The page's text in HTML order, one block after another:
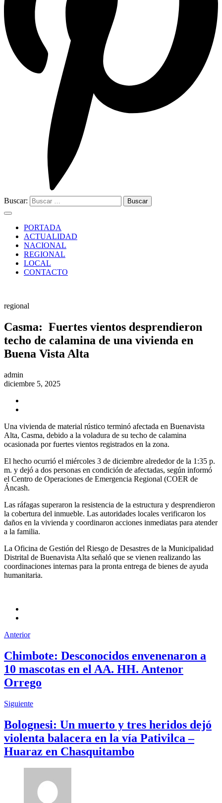
Buscar:
PORTADA
ACTUALIDAD
NACIONAL
REGIONAL
LOCAL
CONTACTO
regional
Casma: Fuertes vientos desprendieron
techo de calamina de una vivienda en
Buena Vista Alta
admin
diciembre 5, 2025
Una vivienda de material rústico terminó afectada en Buenavista
Alta, Casma, debido a la voladura de su techo de calamina
ocasionada por fuertes vientos registrados en la zona.
El hecho ocurrió el miércoles 3 de diciembre alrededor de la 1:35 p.
m. y dejó a dos personas en condición de afectadas, según informó
el Centro de Operaciones de Emergencia Regional (COER de
Áncash.
Las ráfagas superaron la resistencia de la estructura y desprendieron
la cobertura del inmueble. Las autoridades locales verificaron los
daños en la vivienda y coordinaron acciones inmediatas para atender
a la familia.
La Oficina de Gestión del Riesgo de Desastres de la Municipalidad
Distrital de Buenavista Alta señaló que se vienen realizando las
coordinaciones internas para la pronta entrega de bienes de ayuda
humanitaria.
Anterior
Chimbote: Desconocidos envenenaron a
10 mascotas en el AA. HH. Antenor
Orrego
Siguiente
Bolognesi: Un muerto y tres heridos dejó
violenta balacera en la vía Pativilca –
Huaraz en Chasquitambo